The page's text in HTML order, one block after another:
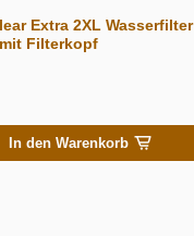
Extra 2XL Wasserfilter
Filterkopf
In den Warenkorb